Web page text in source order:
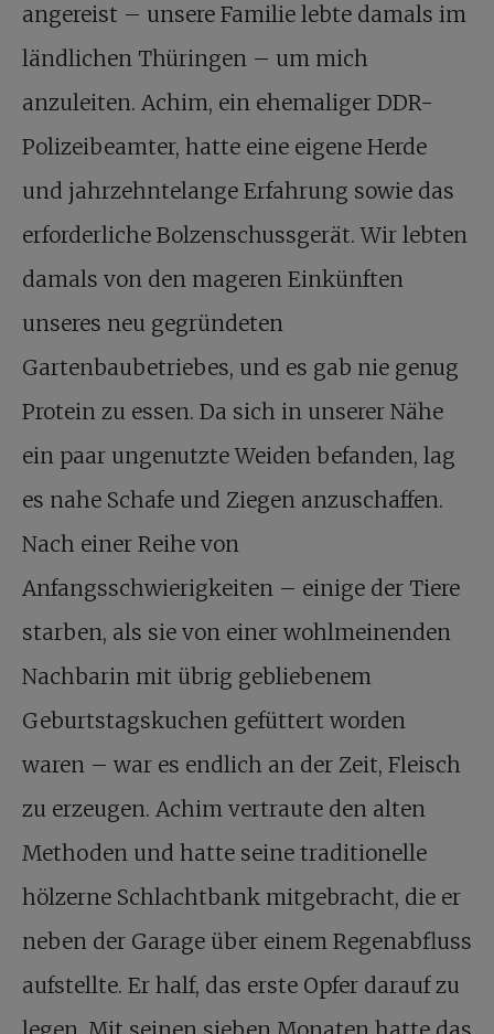
angereist – unsere Familie lebte damals im
ländlichen Thüringen – um mich
anzuleiten. Achim, ein ehemaliger DDR-
Polizeibeamter, hatte eine eigene Herde
und jahrzehntelange Erfahrung sowie das
erforderliche Bolzenschussgerät. Wir lebten
damals von den mageren Einkünften
unseres neu gegründeten
Gartenbaubetriebes, und es gab nie genug
Protein zu essen. Da sich in unserer Nähe
ein paar ungenutzte Weiden befanden, lag
es nahe Schafe und Ziegen anzuschaffen.
Nach einer Reihe von
Anfangsschwierigkeiten – einige der Tiere
starben, als sie von einer wohlmeinenden
Nachbarin mit übrig gebliebenem
Geburtstagskuchen gefüttert worden
waren – war es endlich an der Zeit, Fleisch
zu erzeugen. Achim vertraute den alten
Methoden und hatte seine traditionelle
hölzerne Schlachtbank mitgebracht, die er
neben der Garage über einem Regenabfluss
aufstellte. Er half, das erste Opfer darauf zu